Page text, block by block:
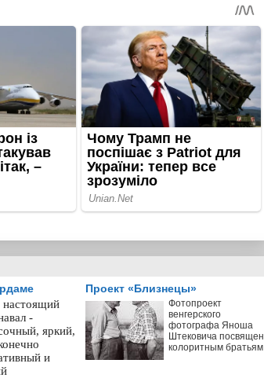
настоящий
-
яркий,
и
Проект «Близнецы»
Фотопроект
венгерского
фотографа Яноша
Штековича посвящен
колоритным братьям